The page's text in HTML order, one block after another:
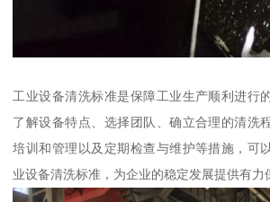
工业设备清洗标准是保障工业生产顺利进行
了解设备特点、选择团队、确立合理的清洗
培训和管理以及定期检查与维护等措施，可
业设备清洗标准，为企业的稳定发展提供有力